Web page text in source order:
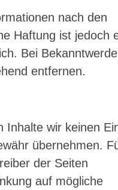
nach den
Haftung ist jedoch
Bei
entfernen.
Inhalte wir keinen
übernehmen.
der Seiten
auf mögliche